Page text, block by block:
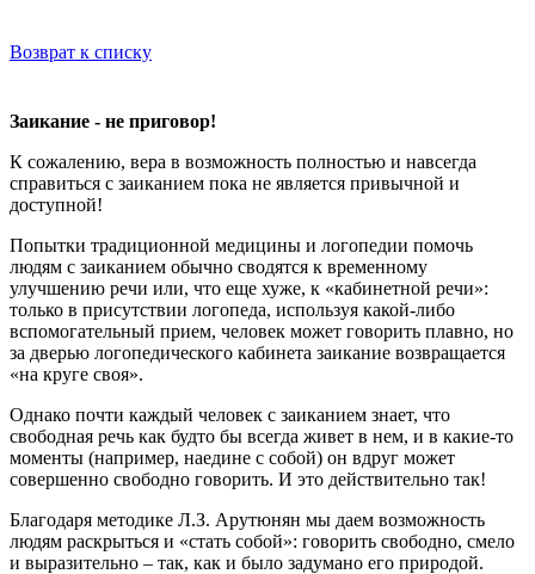
Возврат к списку
Заикание - не приговор!
К сожалению, вера в возможность полностью и навсегда
справиться с заиканием пока не является привычной и
доступной!
Попытки традиционной медицины и логопедии помочь
людям с заиканием обычно сводятся к временному
улучшению речи или, что еще хуже, к «кабинетной речи»:
только в присутствии логопеда, используя какой-либо
вспомогательный прием, человек может говорить плавно, но
за дверью логопедического кабинета заикание возвращается
«на круге своя».
Однако почти каждый человек с заиканием знает, что
свободная речь как будто бы всегда живет в нем, и в какие-то
моменты (например, наедине с собой) он вдруг может
совершенно свободно говорить. И это действительно так!
Благодаря методике Л.З. Арутюнян мы даем возможность
людям раскрыться и «стать собой»: говорить свободно, смело
и выразительно – так, как и было задумано его природой.